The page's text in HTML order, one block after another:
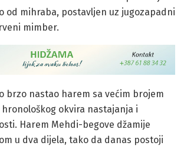
od mihraba, postavljen uz jugozapadni
mimber.
brzo nastao harem sa većim brojem
okvira nastajanja i
Harem Mehdi-begove džamije
u dva dijela, tako da danas postoji